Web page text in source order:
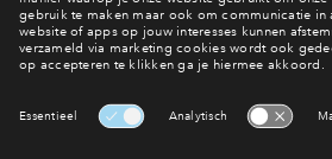
Bekijk het woningaanbod